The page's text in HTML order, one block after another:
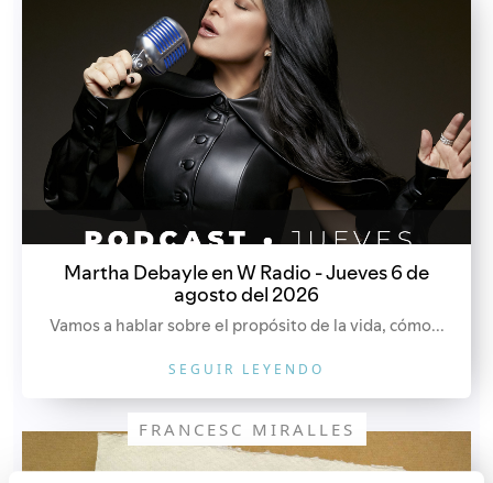
Martha Debayle en W Radio - Jueves 6 de
agosto del 2026
Vamos a hablar sobre el propósito de la vida, cómo...
SEGUIR LEYENDO
FRANCESC MIRALLES